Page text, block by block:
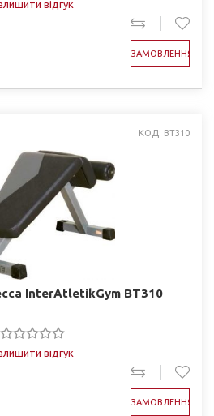
відгук
ЗАМОВЛЕННЯ
КОД: BT310
InterAtletikGym BT310
відгук
ЗАМОВЛЕННЯ